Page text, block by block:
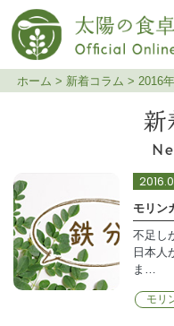
メインナビゲ
2016年1月
ホーム > 新着コラム > 2016年
モリン
不足し
日本人
ま…
モリ